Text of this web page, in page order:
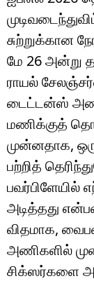
சுற்றுக்கான
மே 26 அன்று
ராயல்
டைட்டன்ஸ்
மணிக்குத்
முன்னதாக,
பற்றித்
அடித்தது
விதமாக,
அணிகளில்
சிக்ஸர்களை